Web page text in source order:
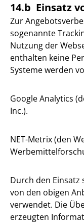
14.b Einsatz
Zur
sogenannte
Nutzung der
enthalten keine
Systeme werden
Google Analytics
Inc.).
NET-Metrix (den
Durch den Einsatz
von den obigen
verwendet. Die
erzeugten